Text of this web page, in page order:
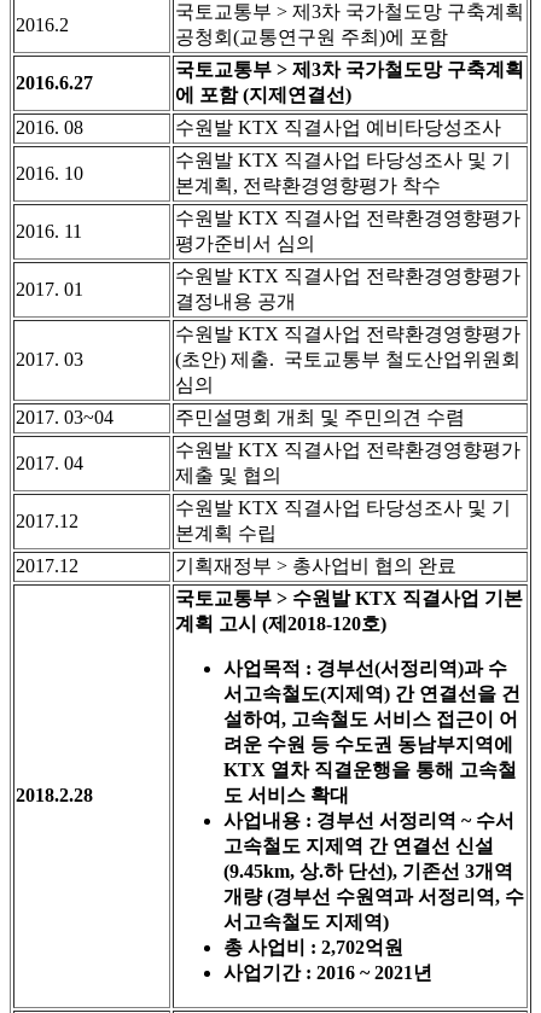
2016.2
국토교통부 > 제3차 국가철도망 구축계획
공청회(교통연구원 주최)에 포함
2016.6.27
국토교통부 > 제3차 국가철도망 구축계획
에 포함 (지제연결선)
2016. 08
수원발 KTX 직결사업 예비타당성조사
2016. 10
수원발 KTX 직결사업 타당성조사 및 기
본계획, 전략환경영향평가 착수
2016. 11
수원발 KTX 직결사업 전략환경영향평가
평가준비서 심의
2017. 01
수원발 KTX 직결사업 전략환경영향평가
결정내용 공개
2017. 03
수원발 KTX 직결사업 전략환경영향평가
(초안) 제출. 국토교통부 철도산업위원회
심의
2017. 03~04
주민설명회 개최 및 주민의견 수렴
2017. 04
수원발 KTX 직결사업 전략환경영향평가
제출 및 협의
2017.12
수원발 KTX 직결사업 타당성조사 및 기
본계획 수립
2017.12
기획재정부 > 총사업비 협의 완료
2018.2.28
국토교통부 > 수원발 KTX 직결사업 기본
계획 고시 (제2018-120호)
사업목적 : 경부선(서정리역)과 수
서고속철도(지제역) 간 연결선을 건
설하여, 고속철도 서비스 접근이 어
려운 수원 등 수도권 동남부지역에
KTX 열차 직결운행을 통해 고속철
도 서비스 확대
사업내용 : 경부선 서정리역 ~ 수서
고속철도 지제역 간 연결선 신설
(9.45km, 상.하 단선), 기존선 3개역
개량 (경부선 수원역과 서정리역, 수
서고속철도 지제역)
총 사업비 : 2,702억원
사업기간 : 2016 ~ 2021년